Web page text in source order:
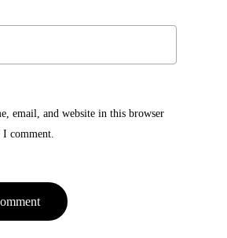
email, and website in this browser
comment.